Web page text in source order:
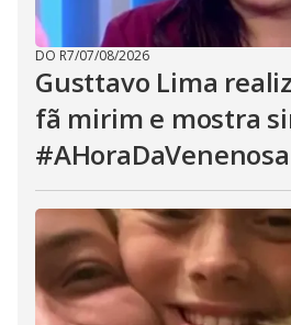
DO R7/07/08/2026
Gusttavo Lima
fã mirim e mostra